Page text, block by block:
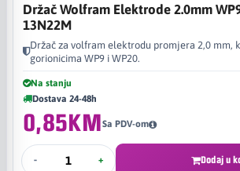
Držač Wolfram Elektrode 2.0mm
13N22M
Držač za volfram elektrodu promjera 2,0 mm,
gorionicima WP9 i WP20.
Na stanju
Dostava 24-48h
0,85KMSa PDV-om
- + Dodaj u